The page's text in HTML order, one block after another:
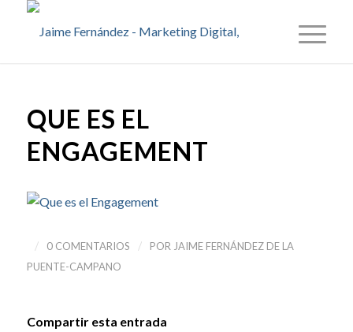
QUE ES EL
ENGAGEMENT
/ 0 COMENTARIOS / POR JAIME FERNÁNDEZ DE LA
PUENTE-CAMPANO
Compartir esta entrada